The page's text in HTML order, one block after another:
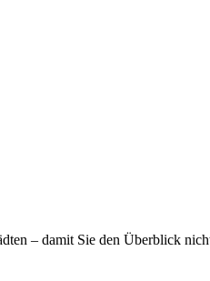
– damit Sie den Überblick